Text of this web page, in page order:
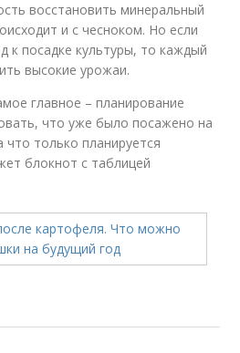
восстановить минеральный
и с чесноком. Но если
к посадке культуры, то каждый
высокие урожаи.
главное – планирование
что уже было посажено на
только планируется
блокнот с таблицей